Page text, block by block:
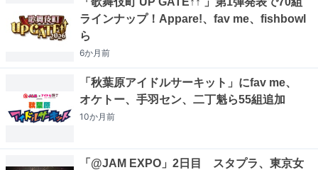
ラインナップ！Appare!、fav me、fishbowl
ら
6か月前
「秋葉原アイドルサーキット」にfav me、
オケトー、手羽セン、二丁魁ら55組追加
10か月前
「@JAM EXPO」2日目 スタプラ、東京女